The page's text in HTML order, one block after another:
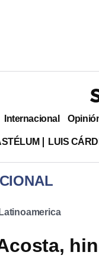
Internacional
LUIS
Latinoamerica